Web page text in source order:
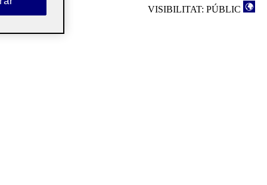
VISIBILITAT: PÚBLIC